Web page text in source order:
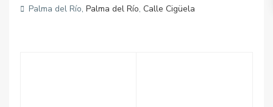
Palma del Río,Palma del Río,Calle Cigüela